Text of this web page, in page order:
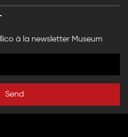
à la newsletter Museum
Send